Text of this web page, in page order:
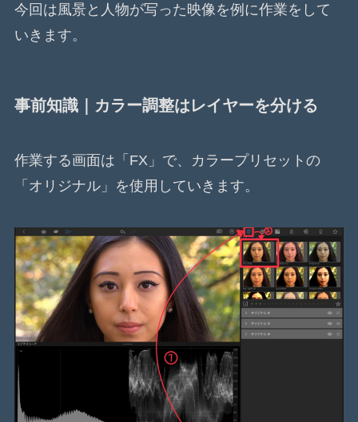
今回は風景と人物が写った映像を例に作業をして
いきます。
事前知識｜カラー調整はレイヤーを分ける
作業する画面は「FX」で、カラープリセットの
「オリジナル」を使用していきます。